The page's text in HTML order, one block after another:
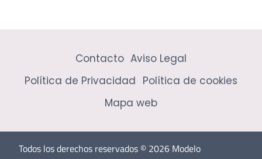
Contacto Aviso Legal
Política de Privacidad Política de cookies
Mapa web
Todos los derechos reservados © 2026 Modelo